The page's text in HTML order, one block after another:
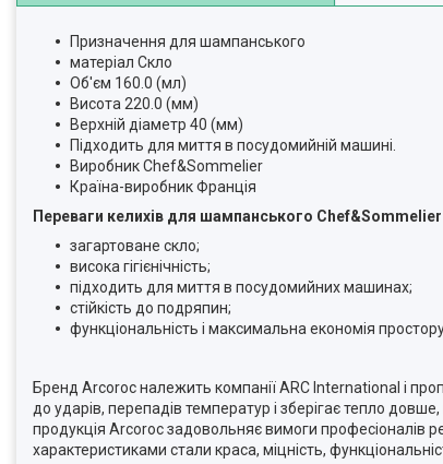
Призначення для шампанського
матеріал Скло
Об'єм 160.0 (мл)
Висота 220.0 (мм)
Верхній діаметр 40 (мм)
Підходить для миття в посудомийній машині.
Виробник Chef&Sommelier
Країна-виробник Франція
Переваги келихів для шампанського
загартоване скло;
висока гігієнічність;
підходить для миття в посудомийних машинах;
стійкість до подряпин;
функціональність і максимальна економія
Бренд Arcoroc належить компанії ARC International і
до ударів, перепадів температур і зберігає тепло
продукція Arcoroc задовольняє вимоги професіоналів
характеристиками стали краса, міцність,